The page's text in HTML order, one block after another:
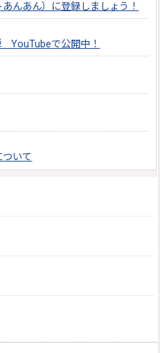
んあん）に登録しましょう！
で公開中！
いて